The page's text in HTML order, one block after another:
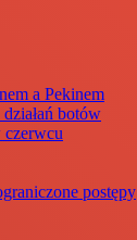
a Pekinem
botów
czerwcu
postępy